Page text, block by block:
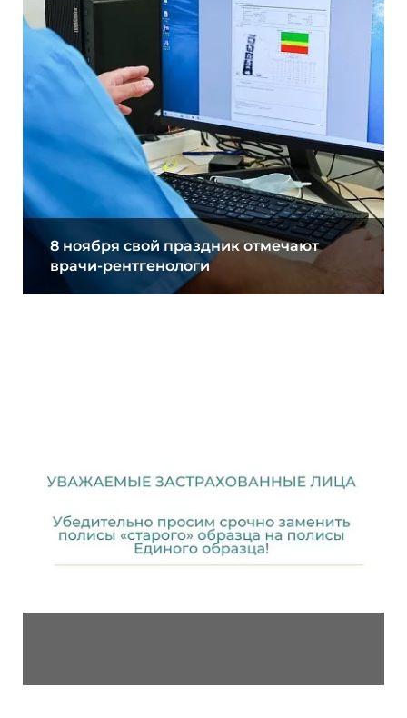
8 ноября свой праздник отмечают
врачи-рентгенологи